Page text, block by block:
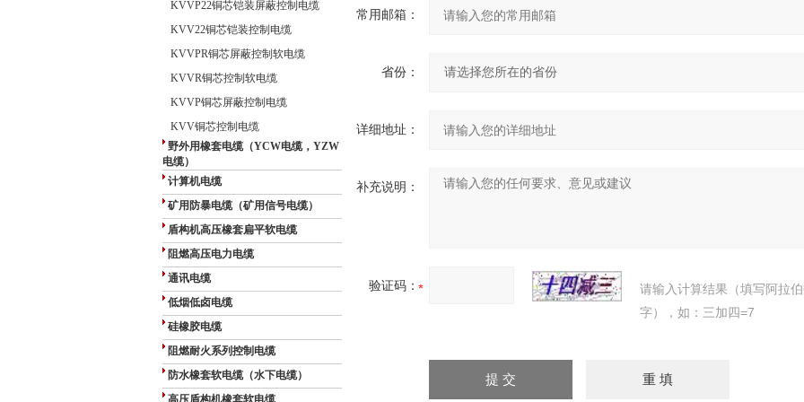
KVVP22铜芯铠装屏蔽控制电缆
KVV22铜芯铠装控制电缆
KVVPR铜芯屏蔽控制软电缆
KVVR铜芯控制软电缆
KVVP铜芯屏蔽控制电缆
KVV铜芯控制电缆
野外用橡套电缆（YCW电缆，YZW
电缆）
计算机电缆
矿用防暴电缆（矿用信号电缆）
盾构机高压橡套扁平软电缆
阻燃高压电力电缆
通讯电缆
低烟低卤电缆
硅橡胶电缆
阻燃耐火系列控制电缆
防水橡套软电缆（水下电缆）
高压盾构机橡套软电缆
常用邮箱：
省份：
详细地址：
补充说明：
验证码：
请输入计算结果（填写阿拉
字），如：三加四=7